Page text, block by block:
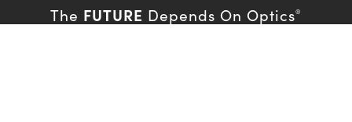
The FUTURE Depends On Optics®